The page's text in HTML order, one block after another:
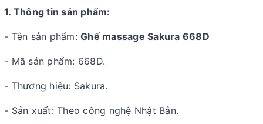
1. Thông tin sản phẩm:
- Tên sản phẩm: Ghế massage Sakura 668D
- Mã sản phẩm: 668D.
- Thương hiệu: Sakura.
- Sản xuất: Theo công nghệ Nhật Bản.